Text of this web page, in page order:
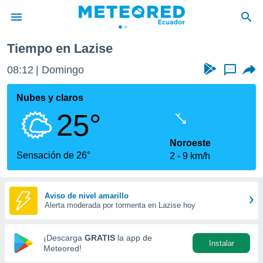
de
ha
calidad.
a este
las
y
forma
digital
basada
Tiempo en Lazise
08:12 Domingo ...
Nubes y claros
25°
Sensación de 26°
Noroeste
2
9 km/h
Aviso de nivel amarillo
Alerta moderada por tormenta en Lazise hoy
¡Descarga GRATIS la app de
Meteored!
Instalar